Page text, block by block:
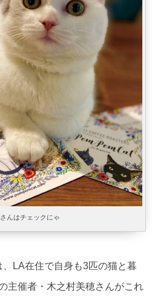
んはチェックにゃ
LA在住で自身も3匹の猫と暮
主催者・木之村美穂さんがこれ